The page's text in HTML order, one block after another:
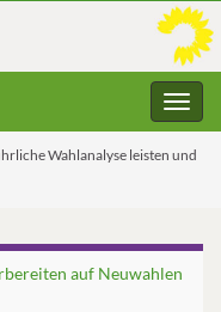
Wahlanalyse leisten und
auf Neuwahlen